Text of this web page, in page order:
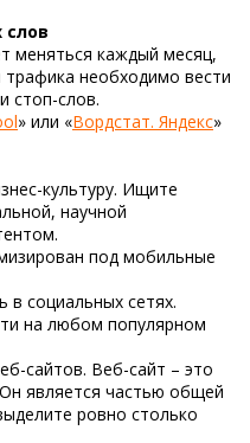
слов
меняться каждый месяц,
трафика необходимо вести
стоп-слов.
» или «Вордстат. Яндекс»
культуру. Ищите
научной
под мобильные
в социальных сетях.
на любом популярном
сайтов. Веб-сайт – это
является частью общей
ровно столько